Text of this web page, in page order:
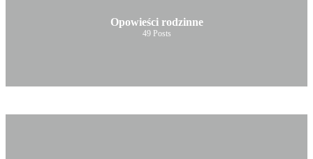
Opowieści rodzinne
49 Posts